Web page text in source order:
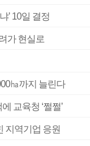
’ 10일 결정
가 현실로
㏊까지 늘린다
교육청 ‘쩔쩔’
지역기업 응원